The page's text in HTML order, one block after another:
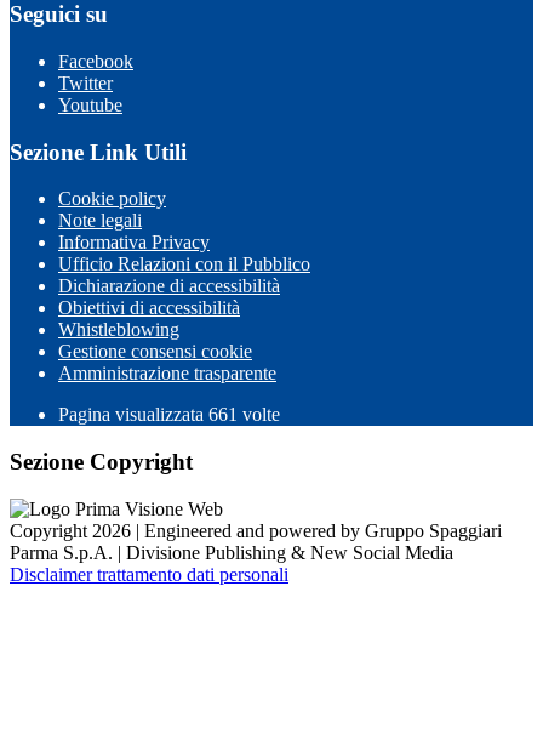
Seguici su
Facebook
Twitter
Youtube
Sezione Link Utili
Cookie policy
Note legali
Informativa Privacy
Ufficio Relazioni con il Pubblico
Dichiarazione di accessibilità
Obiettivi di accessibilità
Whistleblowing
Gestione consensi cookie
Amministrazione trasparente
Pagina visualizzata 661 volte
Sezione Copyright
Copyright 2026 | Engineered and powered by Gruppo Spaggiari
Parma S.p.A. | Divisione Publishing & New Social Media
Disclaimer trattamento dati personali